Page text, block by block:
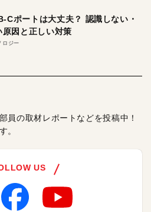
Cポートは大丈夫？ 認識しない・
原因と正しい対策
ロジー
員の取材レポートなどを投稿中！
。
US